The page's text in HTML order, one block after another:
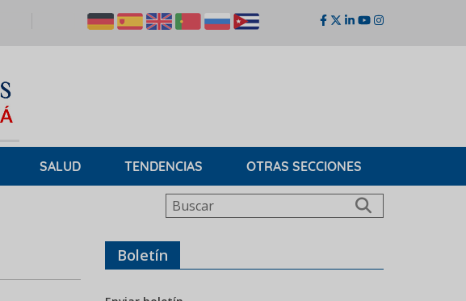
SALUD TENDENCIAS OTRAS SECCIONES
Buscar
Boletín